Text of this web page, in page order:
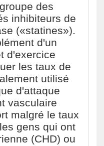
des
inhibiteurs de
(«statines»).
d'un
d'exercice
les taux de
utilisé
d'attaque
vasculaire
malgré le taux
gens qui ont
(CHD) ou